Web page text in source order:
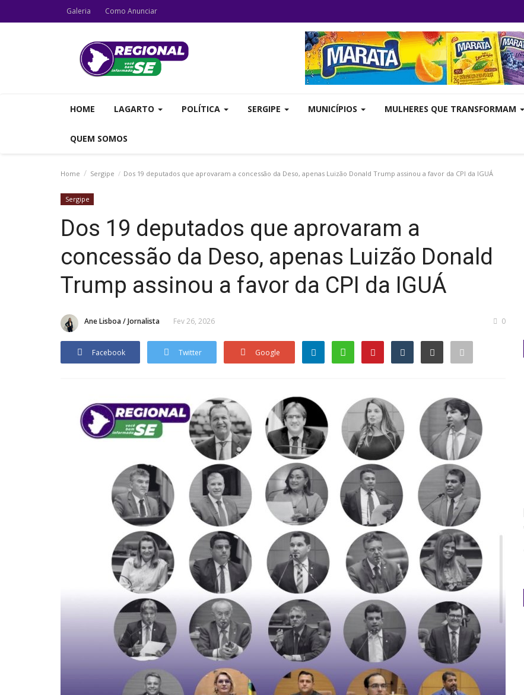
Galeria Como Anunciar
HOME LAGARTO POLÍTICA SERGIPE MUNICÍPIOS MULHERES QUE TRANSFORMAM
QUEM SOMOS
Home Sergipe Dos 19 deputados que aprovaram a concessão da Deso, apenas Luizão Donald Trump assinou a favor da CPI da IGUÁ
Sergipe
Dos 19 deputados que aprovaram a
concessão da Deso, apenas Luizão Donald
Trump assinou a favor da CPI da IGUÁ
Ane Lisboa / Jornalista Fev 26, 2026 0
Facebook Twitter Google
"Eu vou explicar o significado da
palavra desumano, porque...
Ane Lisboa / Jornalista Abr 20, 2026 0
Gestão Sérgio Reis impede realização
da festa da Retirada...
Ane Lisboa / Jornalista Mai 5, 2025